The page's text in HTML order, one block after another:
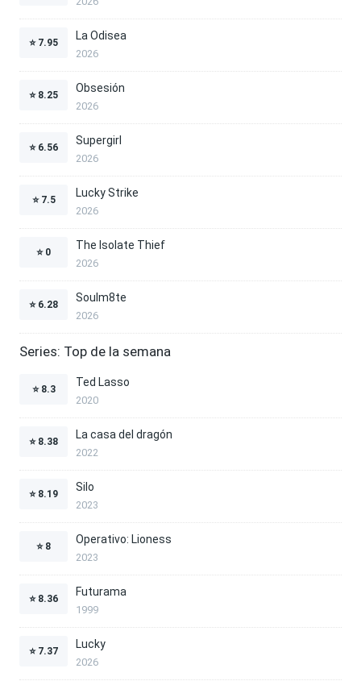
⭐ 7.95
La Odisea
2026
⭐ 8.25
Obsesión
2026
⭐ 6.56
Supergirl
2026
⭐ 7.5
Lucky Strike
2026
⭐ 0
The Isolate Thief
2026
⭐ 6.28
Soulm8te
2026
Series: Top de la semana
⭐ 8.3
Ted Lasso
2020
⭐ 8.38
La casa del dragón
2022
⭐ 8.19
Silo
2023
⭐ 8
Operativo: Lioness
2023
⭐ 8.36
Futurama
1999
⭐ 7.37
Lucky
2026